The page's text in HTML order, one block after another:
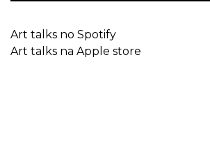
Art talks no Spotify
Art talks na Apple store